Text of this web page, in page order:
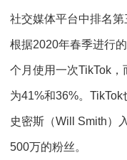
社交媒体平台中排名第
根据2020年春季进行
个月使用一次TikTok，
为41%和36%。
史密斯（Will Smith）
500万的粉丝。